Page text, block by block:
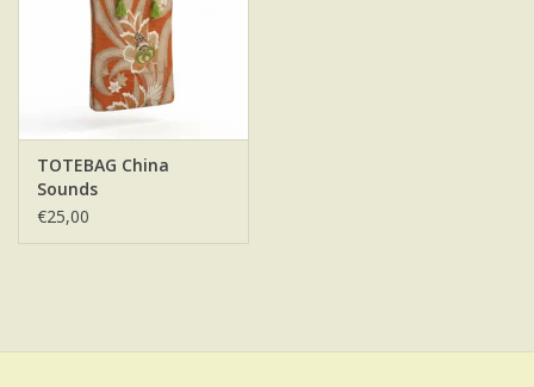
TOTEBAG China
Sounds
€25,00